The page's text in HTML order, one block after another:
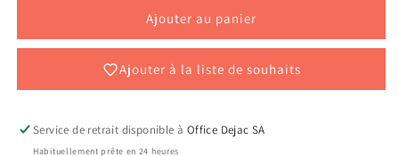
10/30
NYL
10/30
ROS
Ajouter au panier
Ajouter à la liste de souhaits
Service de retrait disponible à Office Dejac SA
Habituellement prête en 24 heures